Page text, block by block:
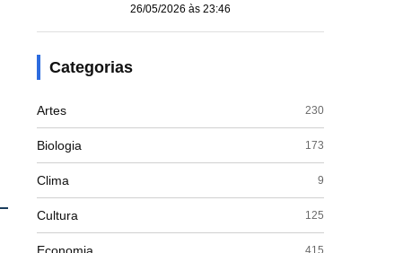
26/05/2026 às 23:46
Categorias
Artes 230
Biologia 173
Clima 9
Cultura 125
415